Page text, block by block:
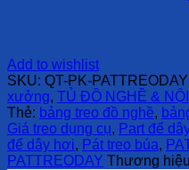
Add to wishlist
SKU: QT-PK-PATTREODAY
xưởng, TỦ ĐỒ NGHỀ &
Thẻ: bảng treo đồ nghề,
Giá treo dụng cụ, Part để
để dây hơi, Pát treo búa,
PATTREODAY Thương